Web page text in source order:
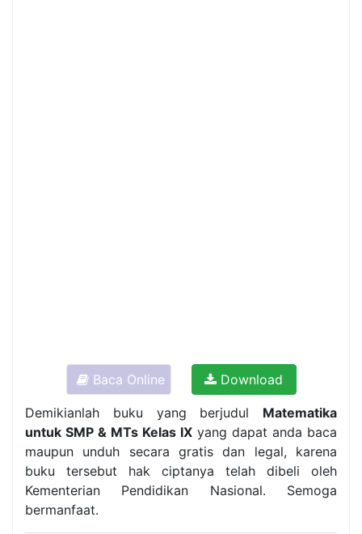
Baca Online Download
Demikianlah buku yang berjudul Matematika
untuk SMP & MTs Kelas IX yang dapat anda baca
maupun unduh secara gratis dan legal, karena
buku tersebut hak ciptanya telah dibeli oleh
Kementerian Pendidikan Nasional. Semoga
bermanfaat.